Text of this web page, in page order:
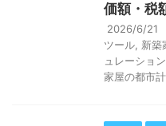
価額・税
2026/6/21
ツール 新築
ュレーション
家屋の都市